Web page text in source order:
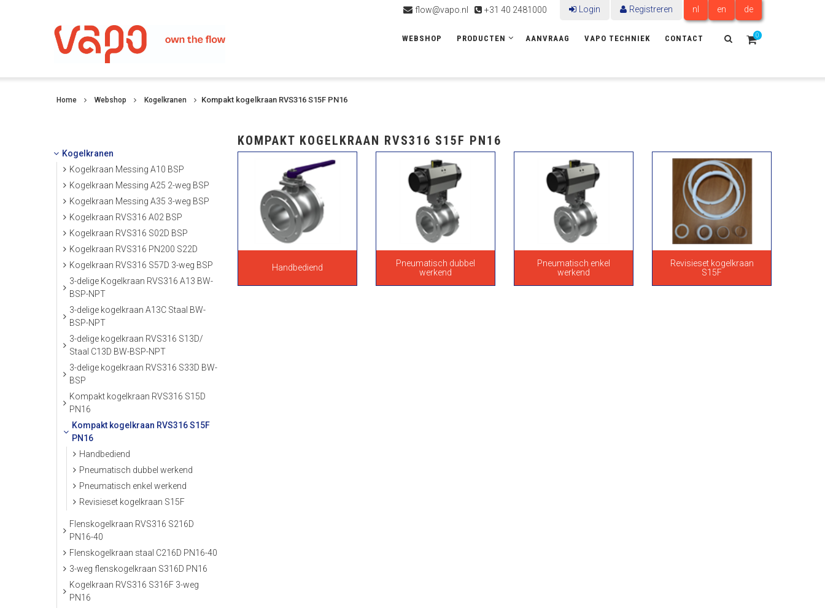
flow@vapo.nl +31 40 2481000 Login Registreren nl en de
WEBSHOP PRODUCTEN AANVRAAG VAPO TECHNIEK CONTACT 0
Home Webshop Kogelkranen Kompakt kogelkraan RVS316 S15F PN16
Kogelkranen
Kogelkraan Messing A10 BSP
Kogelkraan Messing A25 2-weg BSP
Kogelkraan Messing A35 3-weg BSP
Kogelkraan RVS316 A02 BSP
Kogelkraan RVS316 S02D BSP
Kogelkraan RVS316 PN200 S22D
Kogelkraan RVS316 S57D 3-weg BSP
3-delige Kogelkraan RVS316 A13 BW-
BSP-NPT
3-delige kogelkraan A13C Staal BW-
BSP-NPT
3-delige kogelkraan RVS316 S13D/
Staal C13D BW-BSP-NPT
3-delige kogelkraan RVS316 S33D BW-
BSP
Kompakt kogelkraan RVS316 S15D
PN16
Kompakt kogelkraan RVS316 S15F
PN16
Handbediend
Pneumatisch dubbel werkend
Pneumatisch enkel werkend
Revisieset kogelkraan S15F
Flenskogelkraan RVS316 S216D
PN16-40
Flenskogelkraan staal C216D PN16-40
3-weg flenskogelkraan S316D PN16
Kogelkraan RVS316 S316F 3-weg
PN16
KOMPAKT KOGELKRAAN RVS316 S15F PN16
Handbediend
Pneumatisch dubbel
werkend
Pneumatisch enkel
werkend
Revisieset kogelkraan
S15F